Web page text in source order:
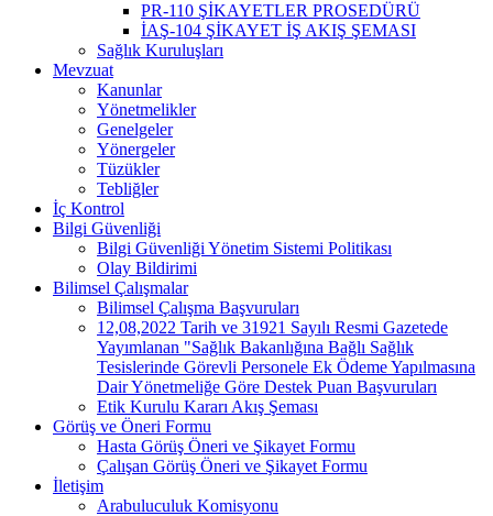
PR-110 ŞİKAYETLER PROSEDÜRÜ
İAŞ-104 ŞİKAYET İŞ AKIŞ ŞEMASI
Sağlık Kuruluşları
Mevzuat
Kanunlar
Yönetmelikler
Genelgeler
Yönergeler
Tüzükler
Tebliğler
İç Kontrol
Bilgi Güvenliği
Bilgi Güvenliği Yönetim Sistemi Politikası
Olay Bildirimi
Bilimsel Çalışmalar
Bilimsel Çalışma Başvuruları
12,08,2022 Tarih ve 31921 Sayılı Resmi Gazetede
Yayımlanan "Sağlık Bakanlığına Bağlı Sağlık
Tesislerinde Görevli Personele Ek Ödeme Yapılmasına
Dair Yönetmeliğe Göre Destek Puan Başvuruları
Etik Kurulu Kararı Akış Şeması
Görüş ve Öneri Formu
Hasta Görüş Öneri ve Şikayet Formu
Çalışan Görüş Öneri ve Şikayet Formu
İletişim
Arabuluculuk Komisyonu